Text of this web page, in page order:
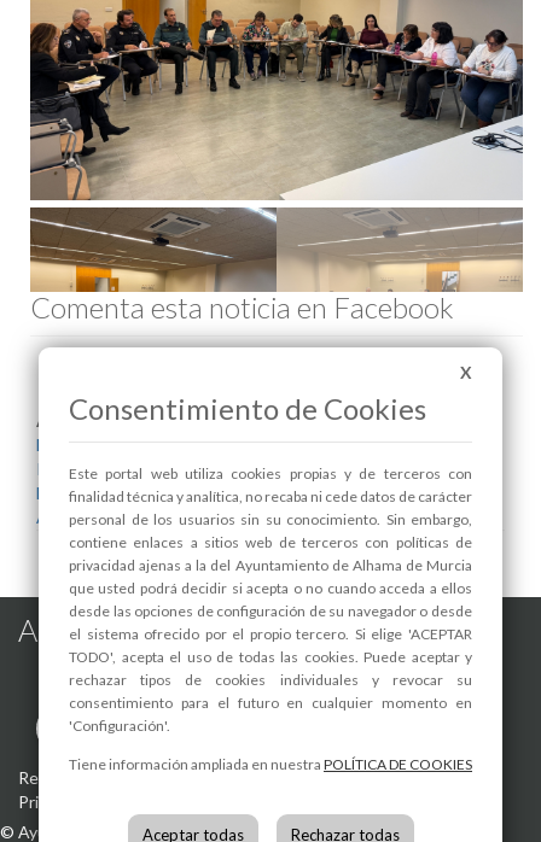
Comenta esta noticia en Facebook
Areas relacionadas:
Bienestar Social
Igualdad
Mujer
Asociaciones
Alhama de Murcia en las Redes
Registro de actividades de tratamiento -Aviso Legal-Política de
Privacidad
© Ayuntamiento de Alhama de Murcia
X
Consentimiento de Cookies
Este portal web utiliza cookies propias y de terceros con
finalidad técnica y analítica, no recaba ni cede datos de carácter
personal de los usuarios sin su conocimiento. Sin embargo,
contiene enlaces a sitios web de terceros con políticas de
privacidad ajenas a la del Ayuntamiento de Alhama de Murcia
que usted podrá decidir si acepta o no cuando acceda a ellos
desde las opciones de configuración de su navegador o desde
el sistema ofrecido por el propio tercero. Si elige 'ACEPTAR
TODO', acepta el uso de todas las cookies. Puede aceptar y
rechazar tipos de cookies individuales y revocar su
consentimiento para el futuro en cualquier momento en
'Configuración'.
Tiene información ampliada en nuestra POLÍTICA DE COOKIES
Aceptar todas Rechazar todas